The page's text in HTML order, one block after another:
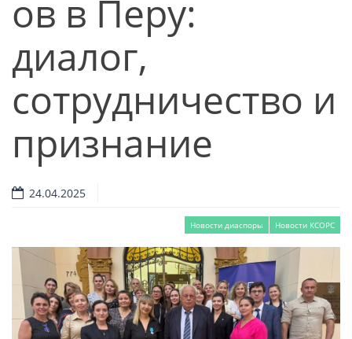
ов в Перу:
диалог,
сотрудничество и
признание
24.04.2025
Новости диаспоры Новости КСОРС